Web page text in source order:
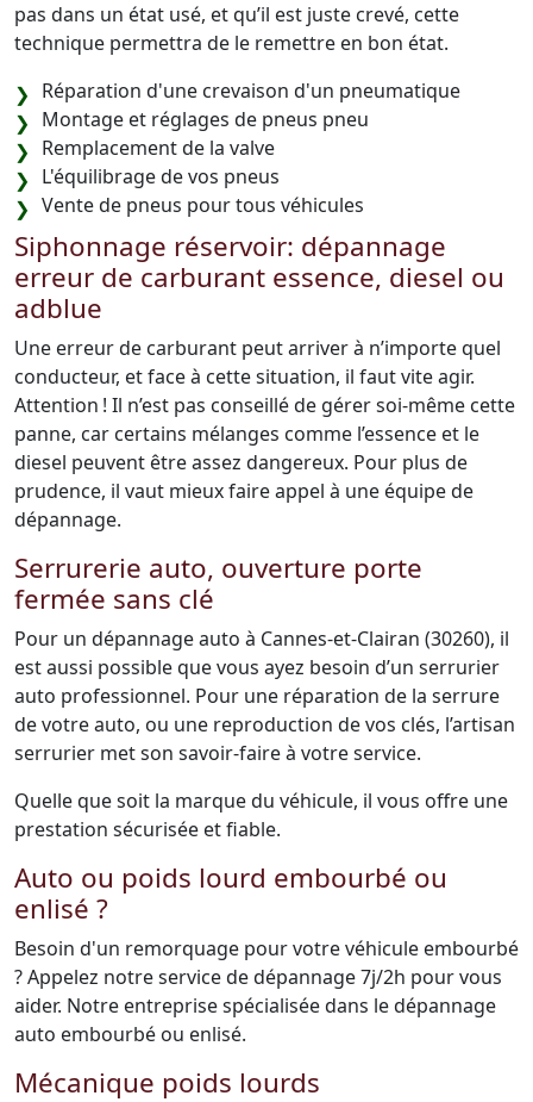
pas dans un état usé, et qu’il est juste crevé, cette
technique permettra de le remettre en bon état.
Réparation d'une crevaison d'un pneumatique
Montage et réglages de pneus pneu
Remplacement de la valve
L'équilibrage de vos pneus
Vente de pneus pour tous véhicules
Siphonnage réservoir: dépannage
erreur de carburant essence, diesel ou
adblue
Une erreur de carburant peut arriver à n’importe quel
conducteur, et face à cette situation, il faut vite agir.
Attention ! Il n’est pas conseillé de gérer soi-même cette
panne, car certains mélanges comme l’essence et le
diesel peuvent être assez dangereux. Pour plus de
prudence, il vaut mieux faire appel à une équipe de
dépannage.
Serrurerie auto, ouverture porte
fermée sans clé
Pour un dépannage auto à Cannes-et-Clairan (30260), il
est aussi possible que vous ayez besoin d’un serrurier
auto professionnel. Pour une réparation de la serrure
de votre auto, ou une reproduction de vos clés, l’artisan
serrurier met son savoir-faire à votre service.
Quelle que soit la marque du véhicule, il vous offre une
prestation sécurisée et fiable.
Auto ou poids lourd embourbé ou
enlisé ?
Besoin d'un remorquage pour votre véhicule embourbé
? Appelez notre service de dépannage 7j/2h pour vous
aider. Notre entreprise spécialisée dans le dépannage
auto embourbé ou enlisé.
Mécanique poids lourds